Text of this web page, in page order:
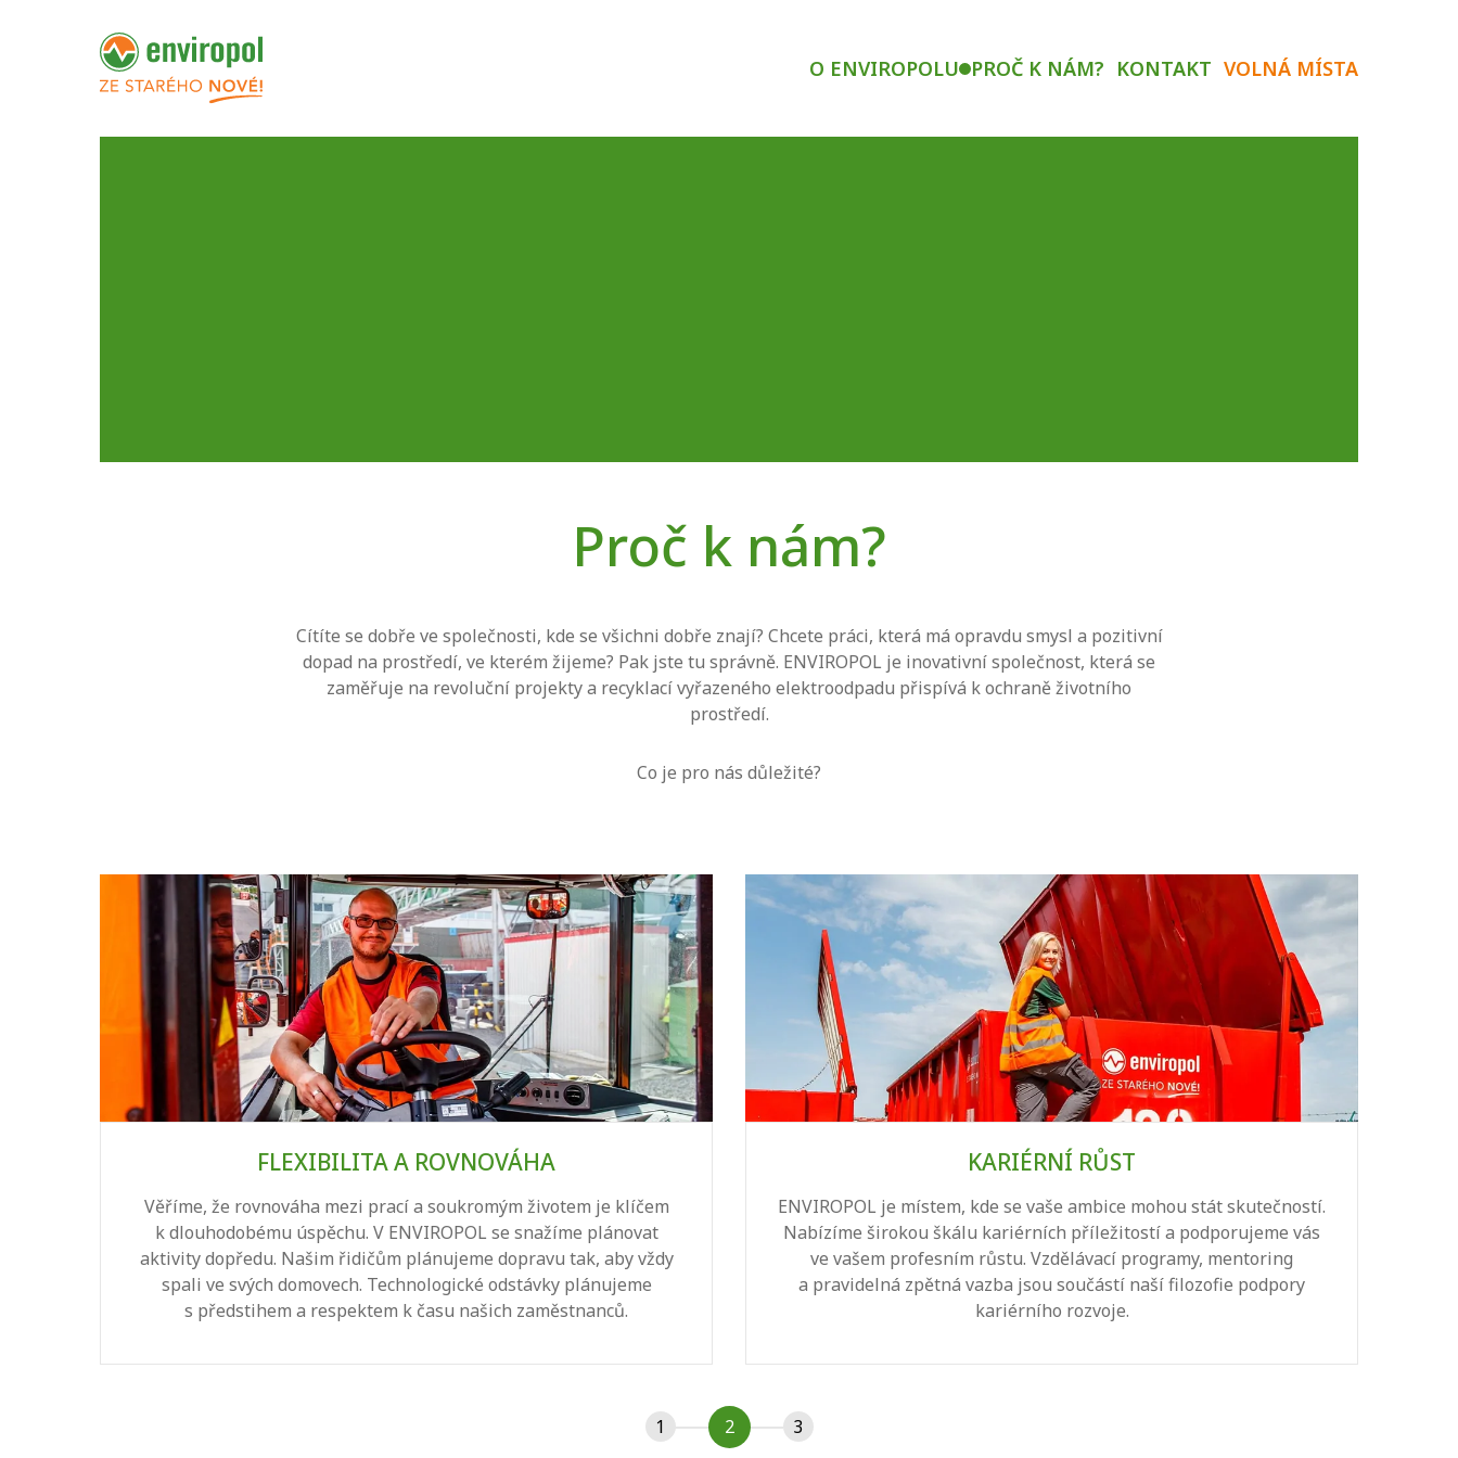
O ENVIROPOLU PROČ K NÁM? KONTAKT VOLNÁ MÍSTA
Proč k nám?
Cítíte se dobře ve společnosti, kde se všichni dobře znají? Chcete práci, která má opravdu smysl a pozitivní
dopad na prostředí, ve kterém žijeme? Pak jste tu správně. ENVIROPOL je inovativní společnost, která se
zaměřuje na revoluční projekty a recyklací vyřazeného elektroodpadu přispívá k ochraně životního
prostředí.
Co je pro nás důležité?
FLEXIBILITA A ROVNOVÁHA
Věříme, že rovnováha mezi prací a soukromým životem je klíčem
k dlouhodobému úspěchu. V ENVIROPOL se snažíme plánovat
aktivity dopředu. Našim řidičům plánujeme dopravu tak, aby vždy
spali ve svých domovech. Technologické odstávky plánujeme
s předstihem a respektem k času našich zaměstnanců.
KARIÉRNÍ RŮST
ENVIROPOL je místem, kde se vaše ambice mohou stát skutečností.
Nabízíme širokou škálu kariérních příležitostí a podporujeme vás
ve vašem profesním růstu. Vzdělávací programy, mentoring
a pravidelná zpětná vazba jsou součástí naší filozofie podpory
kariérního rozvoje.